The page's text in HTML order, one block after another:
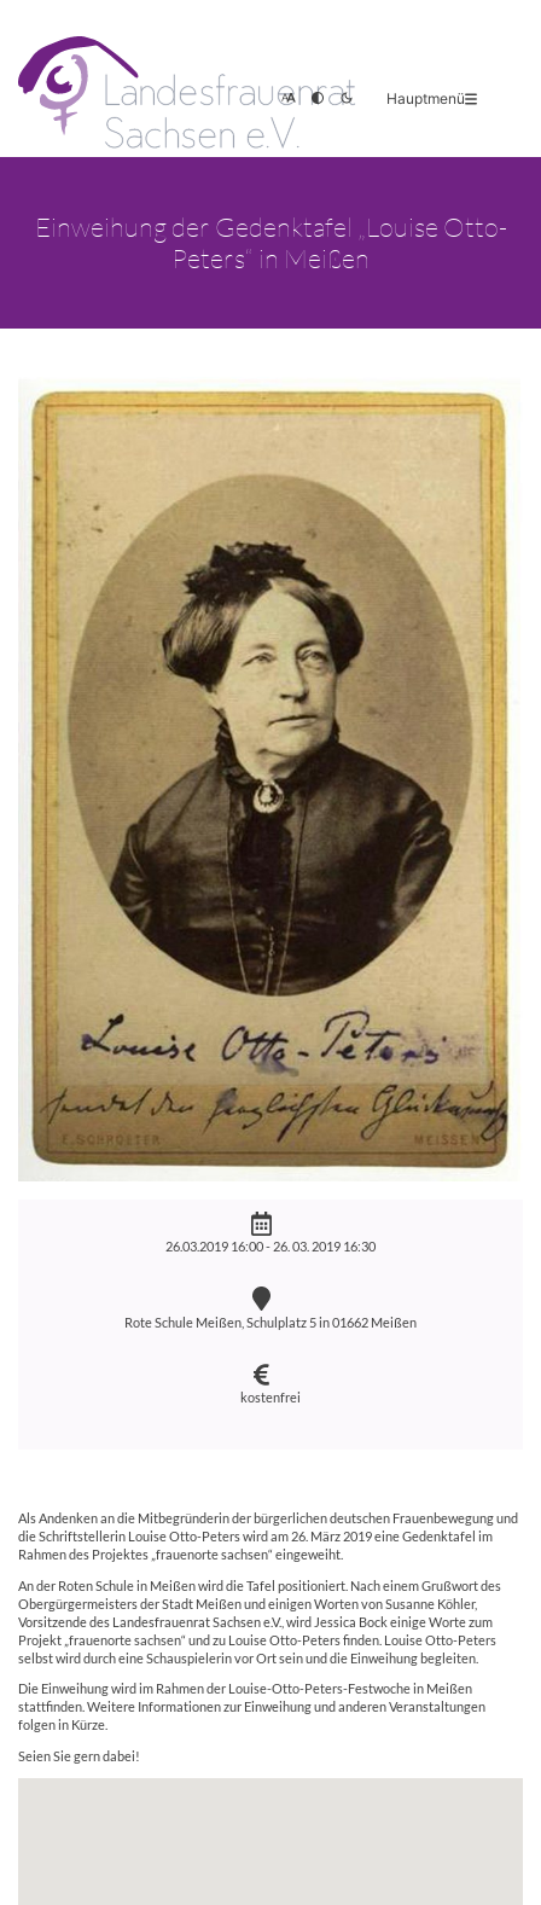
Hauptmenü
Einweihung der Gedenktafel „Louise Otto-
Peters“ in Meißen
26.03.2019 16:00 - 26. 03. 2019 16:30
Rote Schule Meißen, Schulplatz 5 in 01662 Meißen
kostenfrei
Als Andenken an die Mitbegründerin der bürgerlichen deutschen Frauenbewegung und
die Schriftstellerin Louise Otto-Peters wird am 26. März 2019 eine Gedenktafel im
Rahmen des Projektes „frauenorte sachsen“ eingeweiht.
An der Roten Schule in Meißen wird die Tafel positioniert. Nach einem Grußwort des
Obergürgermeisters der Stadt Meißen und einigen Worten von Susanne Köhler,
Vorsitzende des Landesfrauenrat Sachsen e.V., wird Jessica Bock einige Worte zum
Projekt „frauenorte sachsen“ und zu Louise Otto-Peters finden. Louise Otto-Peters
selbst wird durch eine Schauspielerin vor Ort sein und die Einweihung begleiten.
Die Einweihung wird im Rahmen der Louise-Otto-Peters-Festwoche in Meißen
stattfinden. Weitere Informationen zur Einweihung und anderen Veranstaltungen
folgen in Kürze.
Seien Sie gern dabei!